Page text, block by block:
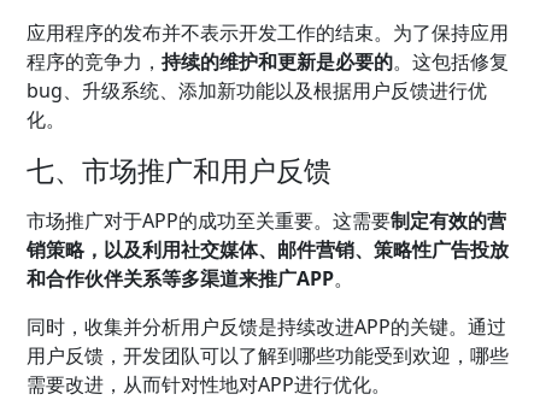
应用程序的发布并不表示开发工作的结束。为了保持应用
程序的竞争力，持续的维护和更新是必要的。这包括修复
bug、升级系统、添加新功能以及根据用户反馈进行优
化。
七、市场推广和用户反馈
市场推广对于APP的成功至关重要。这需要制定有效的营
销策略，以及利用社交媒体、邮件营销、策略性广告投放
和合作伙伴关系等多渠道来推广APP。
同时，收集并分析用户反馈是持续改进APP的关键。通过
用户反馈，开发团队可以了解到哪些功能受到欢迎，哪些
需要改进，从而针对性地对APP进行优化。